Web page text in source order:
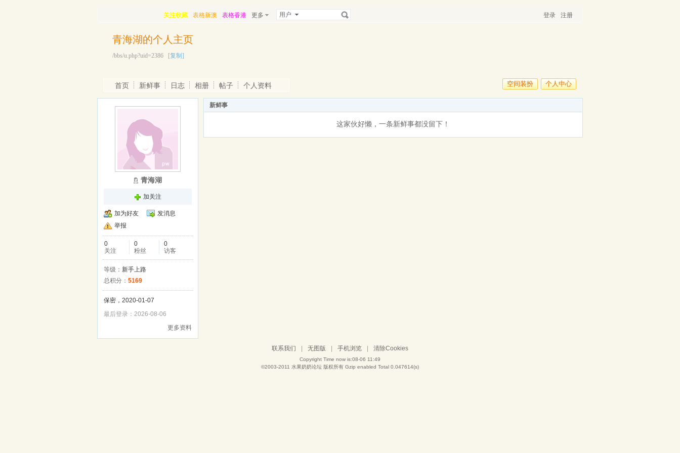
关注收藏 表格新澳 表格香港 更多 用户 登录 注册
青海湖的个人主页
/bbs/u.php?uid=2386 [复制]
空间装扮 个人中心
首页 新鲜事 日志 相册 帖子 个人资料
青海湖
加关注
加为好友
发消息
举报
0
关注
0
粉丝
0
访客
等级： 新手上路
总积分： 5169
保密，2020-01-07
最后登录：2026-08-06
更多资料
新鲜事
这家伙好懒，一条新鲜事都没留下！
联系我们 无图版 手机浏览 清除Cookies
Copyright Time now is:08-06 11:49
©2003-2011 水果奶奶论坛 版权所有 Gzip enabled Total 0.047614(s)